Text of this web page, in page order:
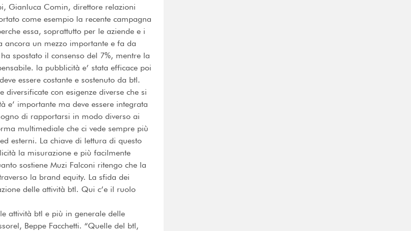
Gianluca Comin, direttore relazioni
come esempio la recente campagna
essa, soprattutto per le aziende e i
ancora un mezzo importante e fa da
spostato il consenso del 7%, mentre la
la pubblicità e’ stata efficace poi
essere costante e sostenuto da btl.
con esigenze diverse che si
e’ importante ma deve essere integrata
di rapportarsi in modo diverso ai
multimediale che ci vede sempre più
esterni. La chiave di lettura di questo
la misurazione e più facilmente
sostiene Muzi Falconi ritengo che la
la brand equity. La sfida dei
delle attività btl. Qui c’e il ruolo
attività btl e più in generale delle
Beppe Facchetti. “Quelle del btl,